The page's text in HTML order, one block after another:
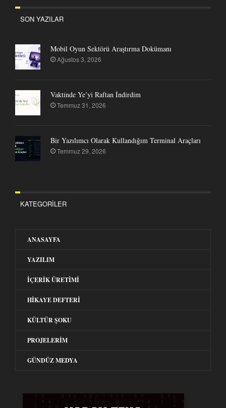
SON YAZILAR
Mobil Oyun Sektörü Araştırma Dokümanı
Ağustos 3, 2026
Vaktinde Ye’yi Raftan İndirdim
Temmuz 31, 2026
Bir Yazılımcı Olarak Kullandığım Terminal Araçları
Temmuz 29, 2026
KATEGORILER
ANASAYFA
YAZILIM
İÇERIK ÜRETIMI
HIKAYE DEFTERI
KÜLTÜR ŞOKU
PROJELERIM
GÜNDÜZ MEDYA